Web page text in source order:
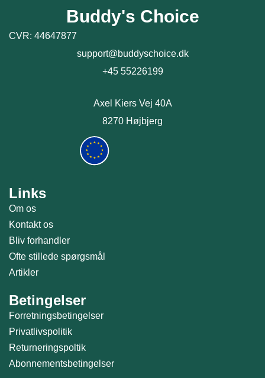
Buddy's Choice
CVR: 44647877
support@buddyschoice.dk
+45 55226199
Axel Kiers Vej 40A
8270 Højbjerg
Links
Om os
Kontakt os
Bliv forhandler
Ofte stillede spørgsmål
Artikler
Betingelser
Forretningsbetingelser
Privatlivspolitik
Returneringspoltik
Abonnementsbetingelser